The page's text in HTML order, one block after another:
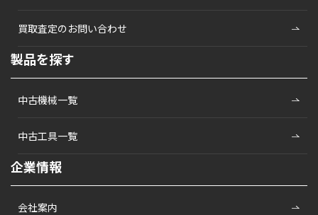
買取査定のお問い合わせ
製品を探す
中古機械一覧
中古工具一覧
企業情報
会社案内